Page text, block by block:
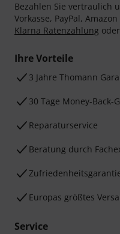
Bezahlen Sie vertraulich
Vorkasse, PayPal, Amazon
Klarna Ratenzahlung
Ihre Vorteile
3 Jahre Thomann
30 Tage Money-Back-
Reparaturservice
Beratung durch
Europas größtes
Service